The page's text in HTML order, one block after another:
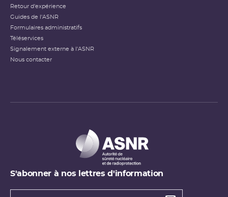
Retour d'expérience
Guides de l'ASNR
Formulaires administratifs
Téléservices
Signalement externe à l'ASNR
Nous contacter
S'abonner à nos lettres d'information
Types de